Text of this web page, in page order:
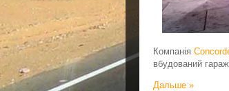
Компанія
вбудований
Дальше »